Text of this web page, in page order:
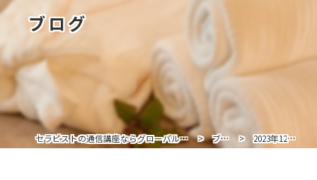
ブログ
セラピストの通信講座ならグローバルボディケア総合学院 ブログ 2023年12月の記事